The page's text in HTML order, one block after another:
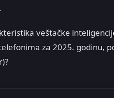
veštačke
za 2025. godinu,